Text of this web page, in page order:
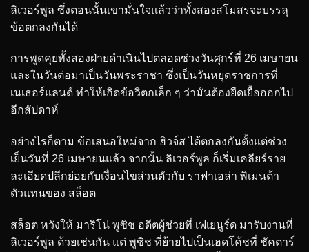
ลิเวอร์พูล ซึ่งตอนนั้นเขามั่นใจแล้วว่าทั้งสองสโมสรจะบรรลุ
ข้อตกลงกันได้
การพูดคุยทั้งสองฝ่ายดำเนินไปตลอดช่วงวันศุกร์ที่ 26 เมษายน
และในวันต่อมาเป็นวันพระราชา ซึ่งเป็นวันหยุดราชการที่
เนเธอร์แลนด์ ทำให้เกิดข้อวิตกเล็ก ๆ ว่ามันต้องยืดเยื้อออกไป
อีกสัปดาห์
อย่างไรก็ตาม ข้อเสนอใหม่จาก ฮิวจ์ส ได้ตกลงกันตั้งแต่ช่วง
เย็นวันที่ 26 เมษายนแล้ว จากนั้น ลิเวอร์พูล ก็เริ่มเคลียร์ราย
ละเอียดปลีกย่อยกับเงื่อนไขส่วนตัวกับ ราฟาเอล่า พิเมนต้า
ตัวแทนของ สล็อต
สล็อต หวังให้ มาริโน่ พูซิช อดีตผู้ช่วยที่ เฟเยนูร์ด มารับงานที่
ลิเวอร์พูล ด้วยเช่นกัน แต่ พูซิช ที่ย้ายไปเป็นเฮดโค้ชที่ ชัคตาร์